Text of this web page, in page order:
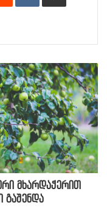
მხარდაჭერით
გაშენდა